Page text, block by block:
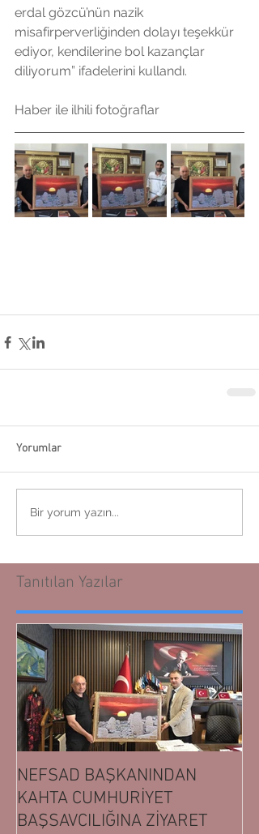
erdal gözcü’nün nazik
misafirperverliğinden dolayı teşekkür
ediyor, kendilerine bol kazançlar
diliyorum” ifadelerini kullandı.
Haber ile ilhili fotoğraflar
Yorumlar
Bir yorum yazın...
Tanıtılan Yazılar
NEFSAD BAŞKANINDAN
KAHTA CUMHURİYET
BAŞSAVCILIĞINA ZİYARET